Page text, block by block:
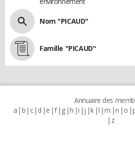
Nom "PICAUD"
Famille "PICAUD"
Annuaire des
a b c d e f g h i j k l m n o
z